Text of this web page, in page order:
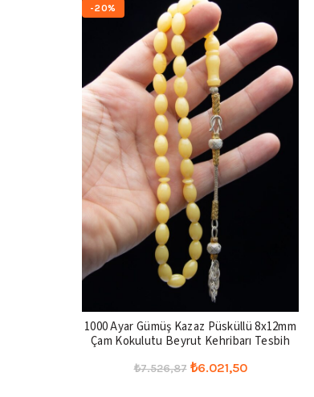
-20%
1000 Ayar Gümüş Kazaz Püsküllü 8x12mm
Çam Kokulutu Beyrut Kehribarı Tesbih
₺7.526,87 Orijinal
₺6.021,50Şu